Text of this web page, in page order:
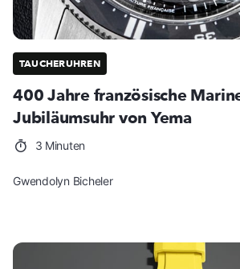
TAUCHERUHREN
400 Jahre französische
Jubiläumsuhr von Yema
3 Minuten
Gwendolyn Bicheler